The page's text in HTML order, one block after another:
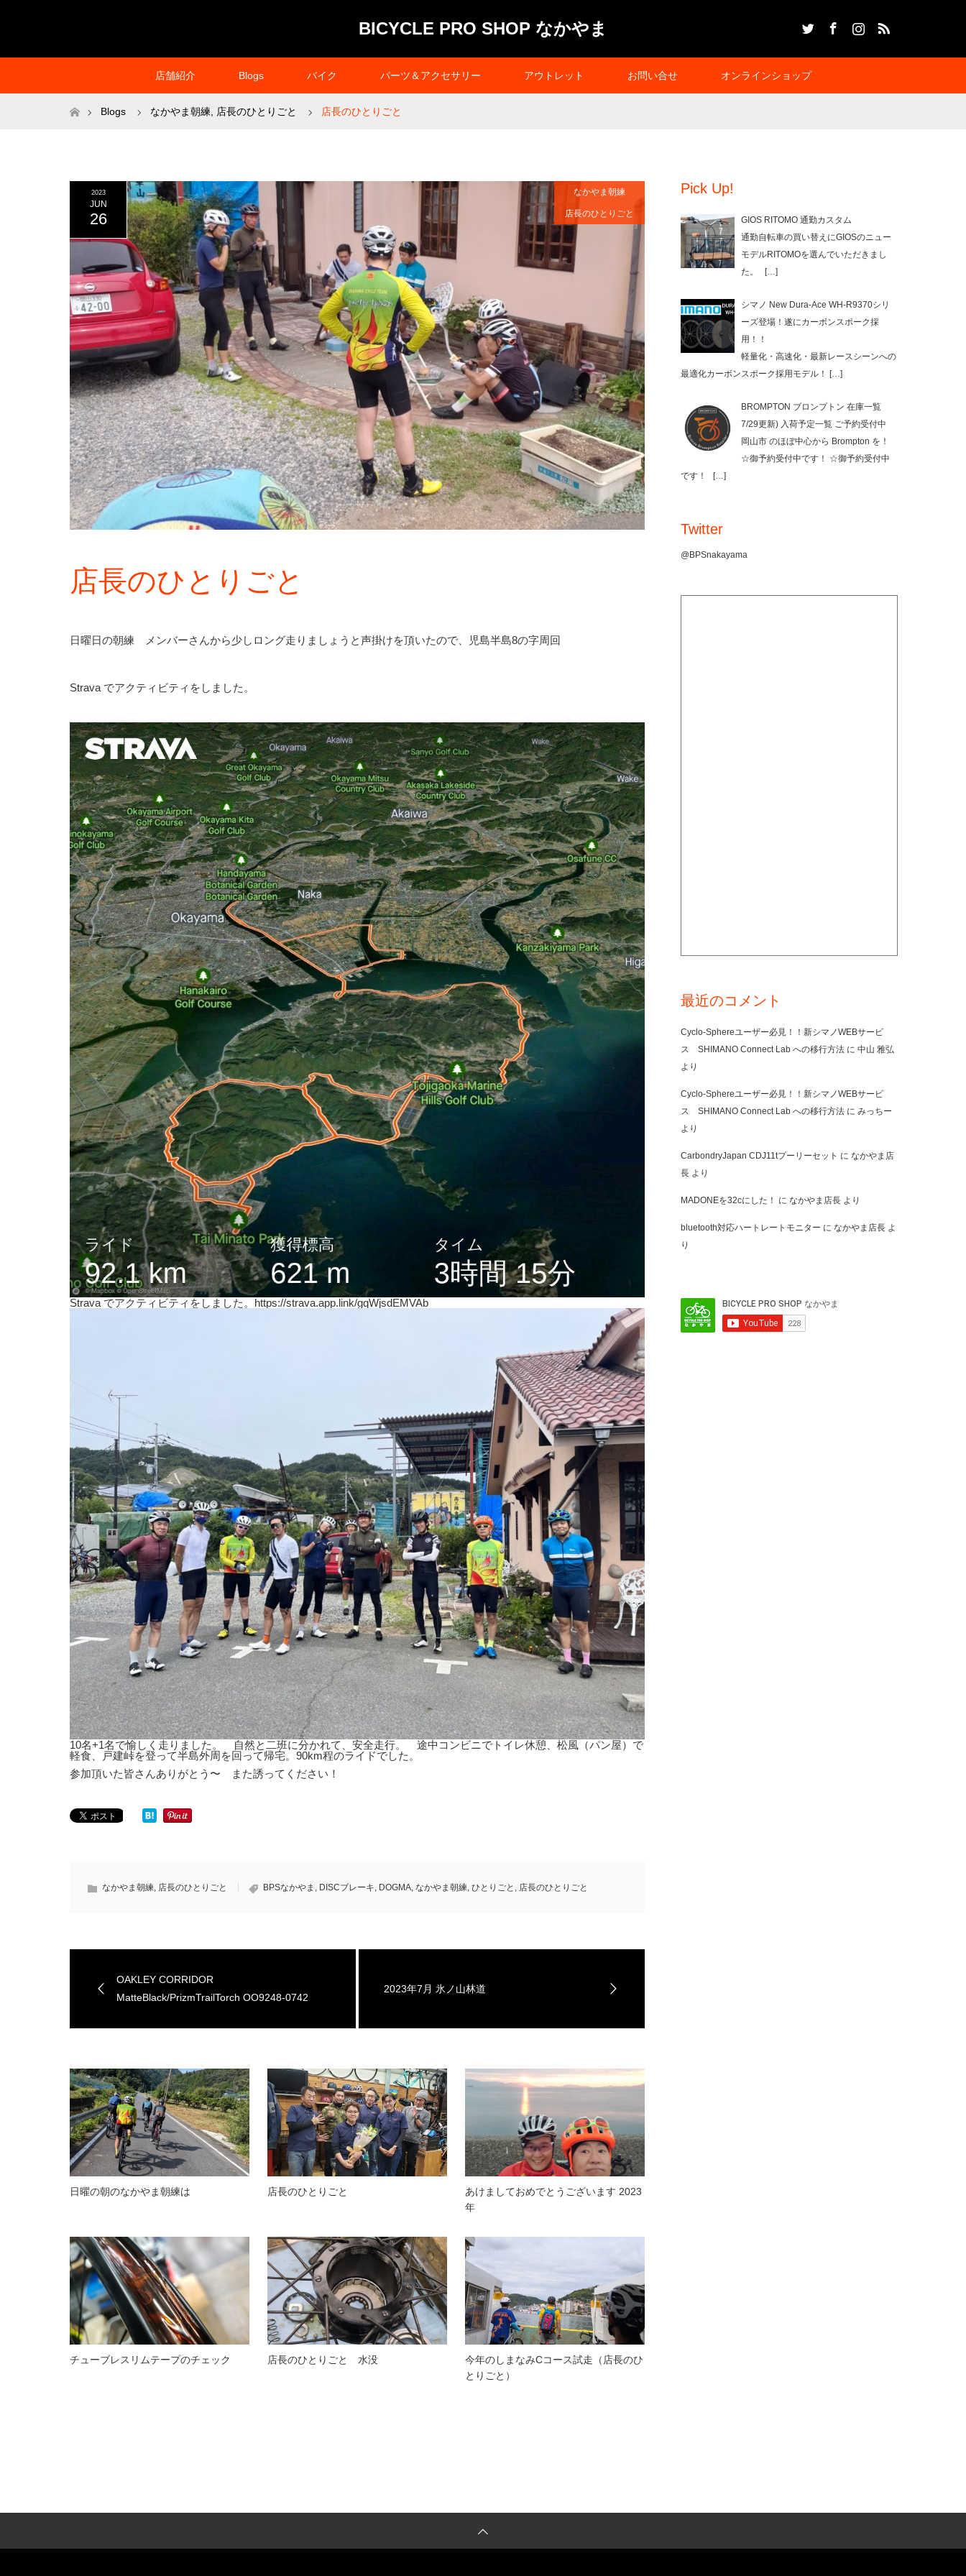
BICYCLE PRO SHOP なかやま
店舗紹介 Blogs バイク パーツ＆アクセサリー アウトレット お問い合せ オンラインショップ
ホームBlogs なかやま朝練 店長のひとりごと 店長のひとりごと
2023
JUN
26
なかやま朝練
店長のひとりごと
店長のひとりごと
日曜日の朝練 メンバーさんから少しロング走りましょうと声掛けを頂いたので、児島半島8の字周回
Strava でアクティビティをしました。
Strava でアクティビティをしました。https://strava.app.link/gqWjsdEMVAb
10名+1名で愉しく走りました。 自然と二班に分かれて、安全走行。 途中コンビニでトイレ休憩、松風（パン屋）で
軽食、戸建峠を登って半島外周を回って帰宅。90km程のライドでした。
参加頂いた皆さんありがとう〜 また誘ってください！
なかやま朝練, 店長のひとりごと BPSなかやま , DISCブレーキ, DOGMA, なかやま朝練, ひとりごと , 店長のひとりごと
OAKLEY CORRIDOR
MatteBlack/PrizmTrailTorch OO9248-0742
2023年7月 氷ノ山林道
日曜の朝のなかやま朝練は 店長のひとりごと
あけましておめでとうございます 2023
年
チューブレスリムテープのチェック 店長のひとりごと 水没
今年のしまなみCコース試走（店長のひ
とりごと）
Pick Up!
GIOS RITOMO 通勤カスタム
通勤自転車の買い替えにGIOSのニュー
モデルRITOMOを選んでいただきまし
た。
[…]
シマノ New Dura-Ace WH-R9370シリ
ーズ登場！遂にカーボンスポーク採
用！！
軽量化・高速化・最新レースシーンへの
最適化カーボンスポーク採用モデル！
[…]
BROMPTON ブロンプトン 在庫一覧
7/29更新) 入荷予定一覧 ご予約受付中
岡山市 のほぼ中心から Brompton を！
☆御予約受付中です！ ☆御予約受付中
です！
[…]
Twitter
@BPSnakayama
最近のコメント
Cyclo-Sphereユーザー必見！！新シマノWEBサービ
ス SHIMANO Connect Lab への移行方法 に 中山 雅弘
より
Cyclo-Sphereユーザー必見！！新シマノWEBサービ
ス SHIMANO Connect Lab への移行方法 に みっちー
より
CarbondryJapan CDJ11tプーリーセット に なかやま店
長 より
MADONEを32cにした！ に なかやま店長 より
bluetooth対応ハートレートモニター に なかやま店長 よ
り